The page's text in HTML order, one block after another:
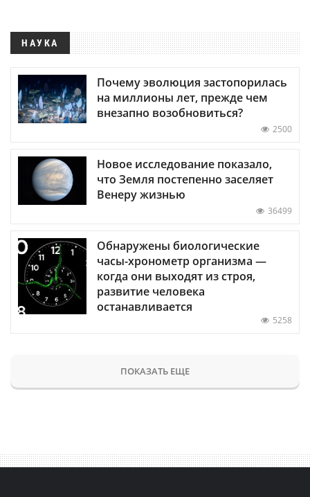
НАУКА
Почему эволюция застопорилась
на миллионы лет, прежде чем
внезапно возобновиться?
2500
Новое исследование показало,
что Земля постепенно заселяет
Венеру жизнью
36499
Обнаружены биологические
часы-хронометр организма —
когда они выходят из строя,
развитие человека
останавливается
5258
ПОКАЗАТЬ ЕЩЕ